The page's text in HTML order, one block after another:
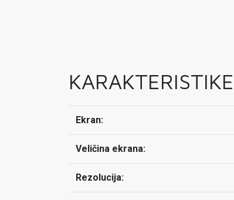
KARAKTERISTIKE
Ekran:
Veličina ekrana:
Rezolucija: